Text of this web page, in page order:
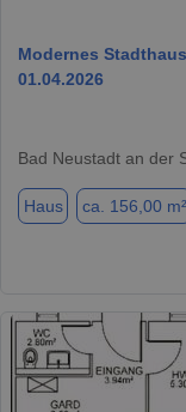
Modernes
01.04.2026
Bad Neustadt an der
Haus ca. 156,00 m²